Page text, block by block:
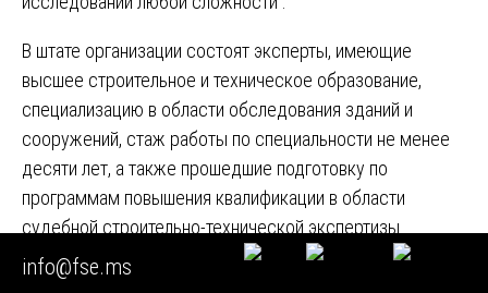
В штате организации состоят эксперты, имеющие
высшее строительное и техническое образование,
специализацию в области обследования зданий и
сооружений, стаж работы по специальности не менее
десяти лет, а также прошедшие подготовку по
программам повышения квалификации в области
судебной строительно-технической экспертизы.
Эксперты регулярно принимают участие в судебных
заседаниях в арбитражных судах, судах общей
info@fse.ms